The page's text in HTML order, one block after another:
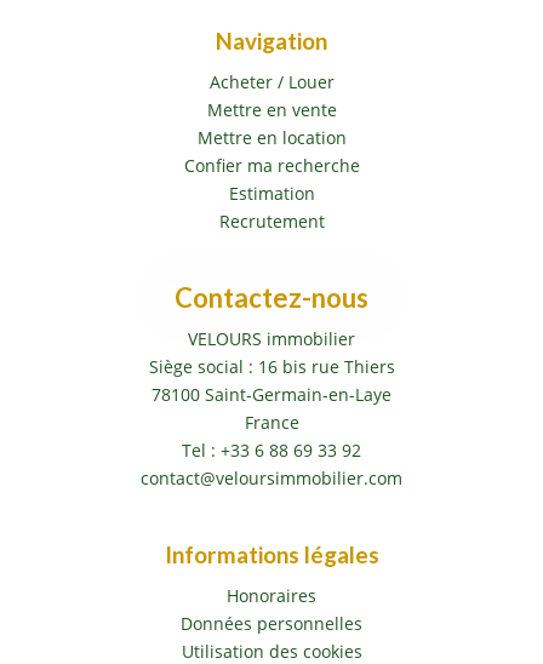
Navigation
Acheter / Louer
Mettre en vente
Mettre en location
Confier ma recherche
Estimation
Recrutement
Contactez-nous
VELOURS immobilier
Siège social : 16 bis rue Thiers
78100 Saint-Germain-en-Laye
France
Tel : +33 6 88 69 33 92
contact@veloursimmobilier.com
Informations légales
Honoraires
Données personnelles
Utilisation des cookies